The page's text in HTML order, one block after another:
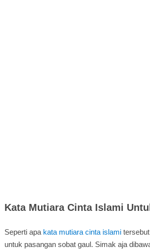
Kata Mutiara Cinta Islami
Seperti apa kata mutiara cinta islami
untuk pasangan sobat gaul. Simak aja